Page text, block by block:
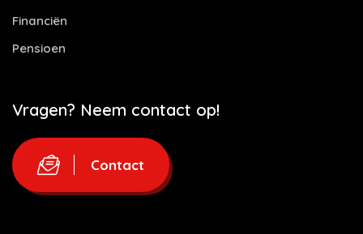
Financiën
Pensioen
Vragen? Neem contact op!
Contact